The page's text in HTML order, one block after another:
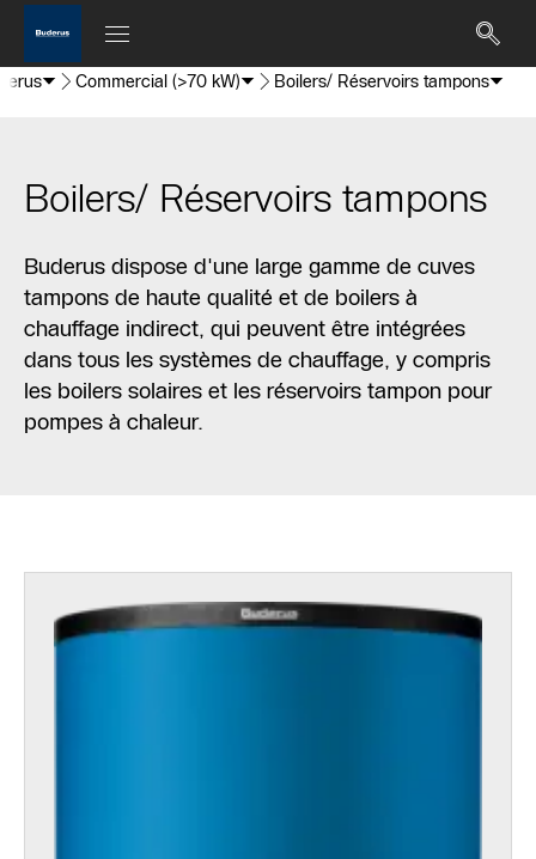
Commercial (>70 kW) Boilers/ Réservoirs tampons
Boilers/ Réservoirs tampons
Buderus dispose d'une large gamme de cuves
tampons de haute qualité et de boilers à
chauffage indirect, qui peuvent être intégrées
dans tous les systèmes de chauffage, y compris
les boilers solaires et les réservoirs tampon pour
pompes à chaleur.